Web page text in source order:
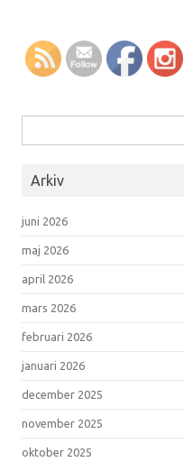
Arkiv
juni 2026
maj 2026
april 2026
mars 2026
februari 2026
januari 2026
december 2025
november 2025
oktober 2025